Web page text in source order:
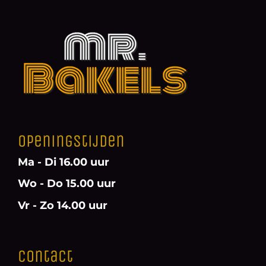
Openingstijden
Ma - Di 16.00 uur
Wo - Do 15.00 uur
Vr - Zo 14.00 uur
Contact